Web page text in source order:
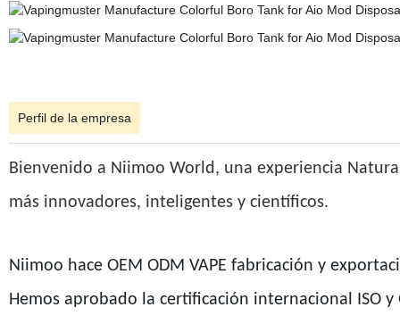
Perfil de la empresa
Bienvenido a Niimoo World, una experiencia
más innovadores, inteligentes y científicos.
Niimoo hace OEM ODM VAPE fabricación y
Hemos aprobado la certificación internacional ISO